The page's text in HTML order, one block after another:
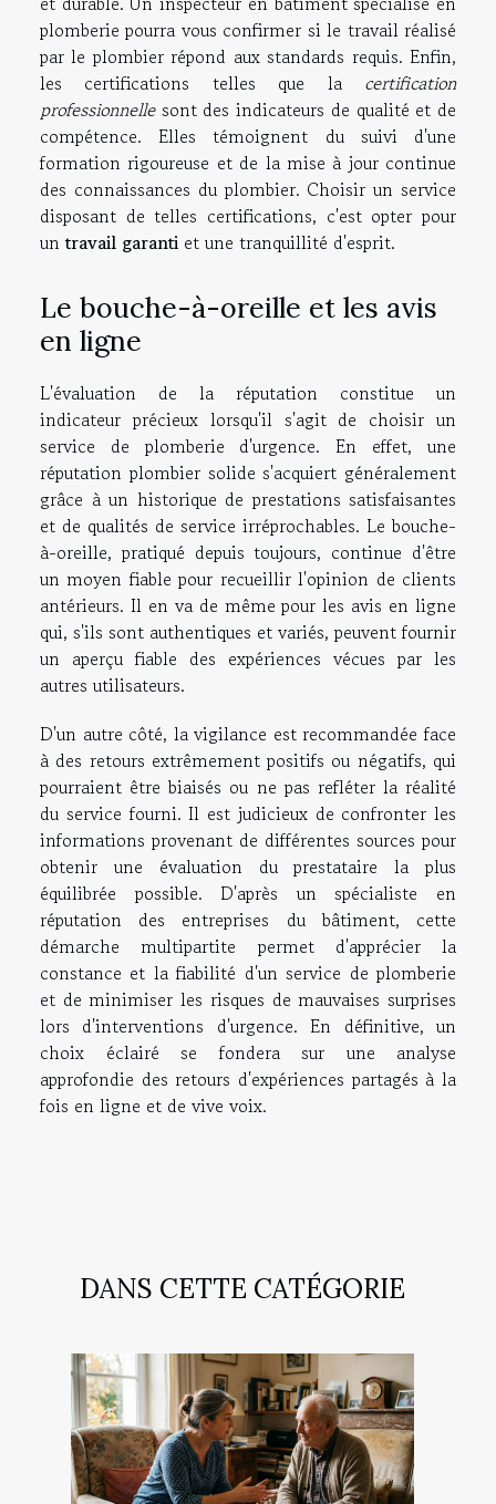
plomberie pourra vous confirmer si le travail réalisé
par le plombier répond aux standards requis. Enfin,
les certifications telles que la certification
professionnellesont des indicateurs de qualité et de
compétence. Elles témoignent du suivi d'une
formation rigoureuse et de la mise à jour continue
des connaissances du plombier. Choisir un service
disposant de telles certifications, c'est opter pour
untravail garanti et une tranquillité d'esprit.
Le bouche-à-oreille et les avis
en ligne
L'évaluation de la réputation constitue un
indicateur précieux lorsqu'il s'agit de choisir un
service de plomberie d'urgence. En effet, une
réputation plombier solide s'acquiert généralement
grâce à un historique de prestations satisfaisantes
et de qualités de service irréprochables. Le bouche-
à-oreille, pratiqué depuis toujours, continue d'être
un moyen fiable pour recueillir l'opinion de clients
antérieurs. Il en va de même pour les avis en ligne
qui, s'ils sont authentiques et variés, peuvent fournir
un aperçu fiable des expériences vécues par les
autres utilisateurs.
D'un autre côté, la vigilance est recommandée face
à des retours extrêmement positifs ou négatifs, qui
pourraient être biaisés ou ne pas refléter la réalité
du service fourni. Il est judicieux de confronter les
informations provenant de différentes sources pour
obtenir une évaluation du prestataire la plus
équilibrée possible. D'après un spécialiste en
réputation des entreprises du bâtiment, cette
démarche multipartite permet d'apprécier la
constance et la fiabilité d'un service de plomberie
et de minimiser les risques de mauvaises surprises
lors d'interventions d'urgence. En définitive, un
choix éclairé se fondera sur une analyse
approfondie des retours d'expériences partagés à la
fois en ligne et de vive voix.
DANS CETTE CATÉGORIE